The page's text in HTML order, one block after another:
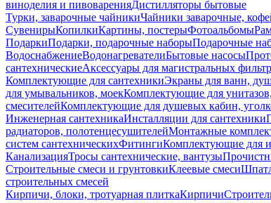
виноделия и пивоваренияДистилляторы бытовые
Турки, заварочные чайникиЧайники заварочные,
СувенирыКопилкиКартины, постерыФотоальбомы
ПодаркиПодарки, подарочные наборыПодарочные
ВодоснабжениеВодонагревателиБытовые насосы
сантехническиеАксессуары для магистральных
Комплектующие для сантехникиЭкраны для ванн,
для умывальников, моекКомплектующие для
смесителейКомплектующие для душевых кабин,
Инженерная сантехникаИнсталляции для сантехники
радиаторов, полотенцесушителейМонтажные
систем сантехническихФитингиКомплектующие для
КанализацияТросы сантехнические, вантузы
Строительные смеси и грунтовкиКлеевые смеси
строительных смесей
Кирпичи, блоки, тротуарная плиткаКирпичи